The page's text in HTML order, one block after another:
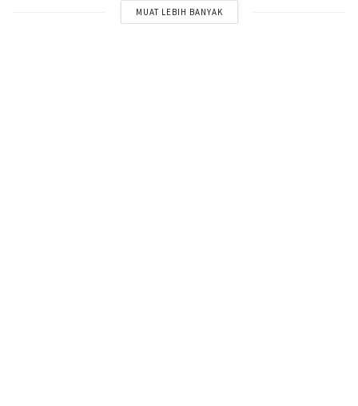
MUAT LEBIH BANYAK